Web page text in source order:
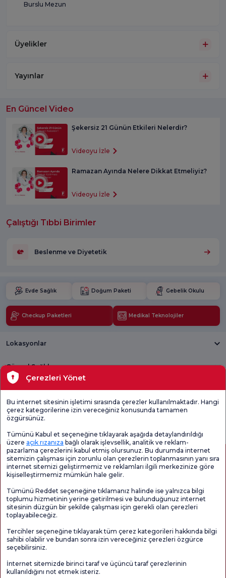
Burslu Mezun
Üyelikler
Yayınlar
En Güncel Video
Şekersiz 21 Günün Etkileri Nelerdir?
Videoyu İzle
Ramazan Ayında Nelere Dikkat Etmeliyiz?
Videoyu İzle
Çalıştığı Tıbbi Birimler
Beslenme ve Diyetetik
Evde Sağlık Doğum Paketi Gebelik Okulu
Checkup Paketleri Medikal Teknolojiler
Lokasyonlar
Güncel Sağlık
Tıbbi Birimler
Genel
Sayfa içeriği sadece bilgilendirme amaçlıdır. Tanı ve tedavi için mutlaka
doktorunuza başvurunuz.
@2026 Grup Florence Nightingale Hastaneleri
Çerezleri Yönet
Bu internet sitesinin işletimi sırasında çerezler kullanılmaktadır. Hangi
çerez kategorilerine izin vereceğiniz konusunda tamamen
özgürsünüz.
Tümünü Kabul et seçeneğine tıklayarak aşağıda detaylandırıldığı
üzere açık rızanıza bağlı olarak işlevsellik, analitik ve reklam-
pazarlama çerezlerini kabul etmiş olursunuz. Bu durumda internet
sitemizin çalışması için zorunlu olan çerezlerin toplanmasının yanı sıra
internet sitemizi geliştirmemiz ve reklamları ilgili merkezinize göre
kişiselleştirmemiz mümkün hale gelir.
Tümünü Reddet seçeneğine tıklamanız halinde ise yalnızca bilgi
toplumu hizmetinin yerine getirilmesi ve bulunduğunuz internet
sitesinin düzgün bir şekilde çalışması için gerekli olan çerezleri
toplayabileceğiz.
Tercihler seçeneğine tıklayarak tüm çerez kategorileri hakkında bilgi
sahibi olabilir ve bundan sonra izin vereceğiniz çerezleri özgürce
seçebilirsiniz.
İnternet sitemizde birinci taraf ve üçüncü taraf çerezlerinin
kullanıldığını not etmek isteriz.